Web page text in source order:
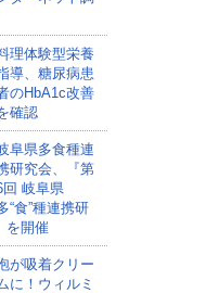
理体験型栄養
導、糖尿病患
のHbA1c改善
確認
阜県多食種連
研究会、『第
回 岐阜県
“食”種連携研
を開催
が吸着クリー
に！ウィルミ